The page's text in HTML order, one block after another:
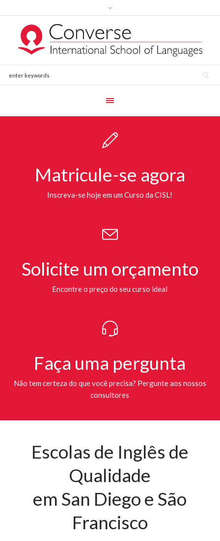
Matricule-se agora
Inscreva-se hoje em um Curso da CISL!
Solicite um orçamento
Encontre o preço do seu curso ideal
Faça uma pergunta
Não tem certeza do que você precisa? Pergunte aos nossos
consultores
Escolas de Inglês de
Qualidade
em San Diego e São
Francisco